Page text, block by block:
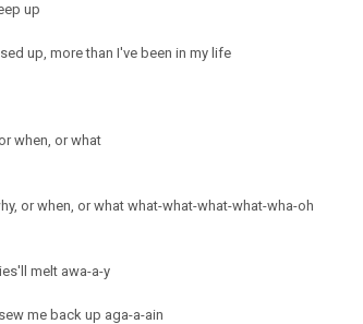
up
up, more than I've been in my life
when, or what
or when, or what what-what-what-what-wha-oh
melt awa-a-y
me back up aga-a-ain